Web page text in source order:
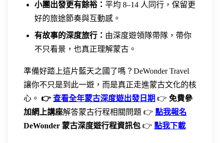
小團出發更有餘裕：平均 8–14 人同行，保留更
好的旅途節奏與互動感。
有故事的深度旅行： 由深度遊領隊帶隊，帶你
不只看景，也真正理解蒙古。
準備好踏上這片藍天之國了嗎？DeWonder Travel
讓你不只是到此一遊，而是真正走進蒙古文化的核
心。 👉 查看全年蒙古深度遊出發日期 👉 免費參
加網上講座解答蒙古行程相關問題 👉 點我報名
DeWonder 蒙古深度遊行程資訊包 👉 點我下載